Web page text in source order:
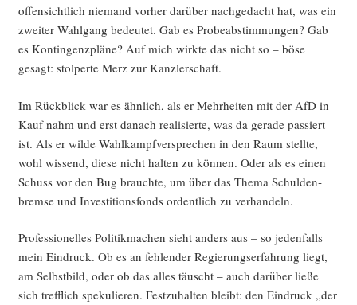
offen­sicht­lich nie­mand vor­her dar­über nach­ge­dacht hat, was ein
zwei­ter Wahl­gang bedeu­tet. Gab es Pro­be­ab­stim­mun­gen? Gab
es Kon­tin­genz­plä­ne? Auf mich wirk­te das nicht so – böse
gesagt: stol­per­te Merz zur Kanzlerschaft.
Im Rück­blick war es ähn­lich, als er Mehr­hei­ten mit der AfD in
Kauf nahm und erst danach rea­li­sier­te, was da gera­de pas­siert
ist. Als er wil­de Wahl­kampf­ver­spre­chen in den Raum stell­te,
wohl wis­send, die­se nicht hal­ten zu kön­nen. Oder als es einen
Schuss vor den Bug brauch­te, um über das The­ma Schul­den­
brem­se und Inves­ti­ti­ons­fonds ordent­lich zu verhandeln.
Pro­fes­sio­nel­les Poli­tik­ma­chen sieht anders aus – so jeden­falls
mein Ein­druck. Ob es an feh­len­der Regie­rungs­er­fah­rung liegt,
am Selbst­bild, oder ob das alles täuscht – auch dar­über lie­ße
sich treff­lich spe­ku­lie­ren. Fest­zu­hal­ten bleibt: den Ein­druck „der